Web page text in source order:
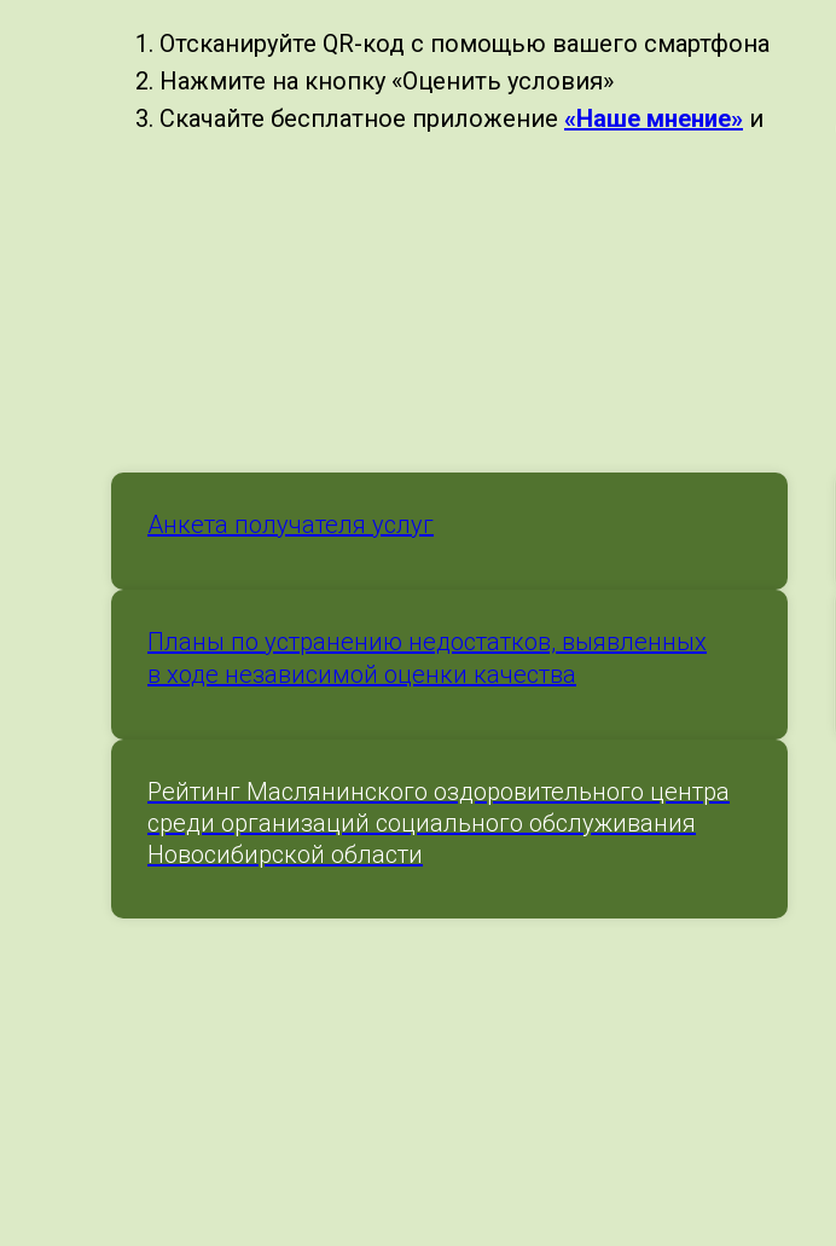
Отсканируйте QR-код с помощью вашего смартфона
Нажмите на кнопку «Оценить условия»
Скачайте бесплатное приложение «Наше мнение» и
Анкета получателя услуг
Планы по устранению недостатков, выявленных
в ходе независимой оценки качества
Рейтинг Маслянинского оздоровительного центра
среди организаций социального обслуживания
Новосибирской области